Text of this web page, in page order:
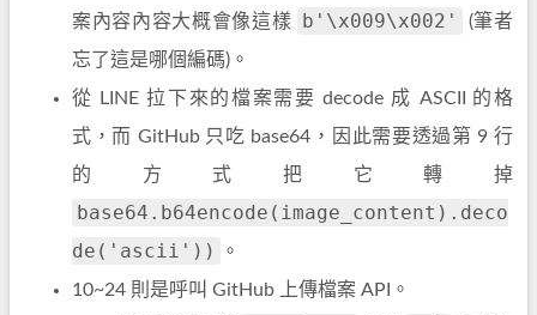
案內容內容大概會像這樣
b'\x009\x002'
(筆者
忘了這是哪個編碼)。
從 LINE 拉下來的檔案需要 decode 成 ASCII 的格
式，而 GitHub 只吃 base64，因此需要透過第 9 行
的方式把它轉掉
base64.b64encode(image_content).deco
de('ascii'))
。
10~24 則是呼叫 GitHub 上傳檔案 API。